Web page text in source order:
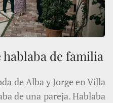
de familia
de Alba y Jorge en Villa
de una pareja. Hablaba